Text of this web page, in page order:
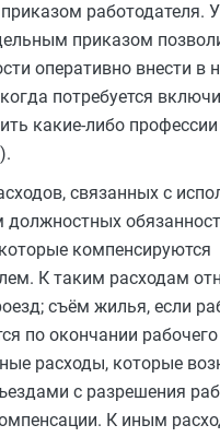
работодателя.
приказом
оперативно внести в
потребуется
какие-либо профессии
связанных с
должностных
компенсируются
К таким расходам
съём жилья, если
по окончании
расходы, которые
с разрешения
К иным